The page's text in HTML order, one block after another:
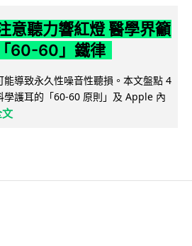
意聽力響紅燈 醫學界籲
60-60」鐵律
導致永久性噪音性聽損。本文盤點 4
學護耳的「60-60 原則」及 Apple 內
文